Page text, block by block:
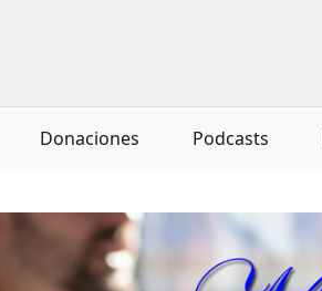
Donaciones Podcasts